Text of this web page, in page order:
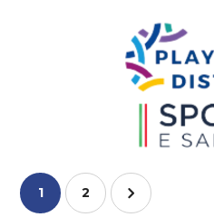
STIAMO
non comuni
giovani
#Progetti
#Progetti
1 2